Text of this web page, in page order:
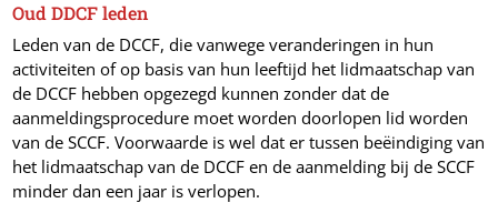
Oud DDCF leden
Leden van de DCCF, die vanwege veranderingen in hun
activiteiten of op basis van hun leeftijd het lidmaatschap van
de DCCF hebben opgezegd kunnen zonder dat de
aanmeldingsprocedure moet worden doorlopen lid worden
van de SCCF. Voorwaarde is wel dat er tussen beëindiging van
het lidmaatschap van de DCCF en de aanmelding bij de SCCF
minder dan een jaar is verlopen.